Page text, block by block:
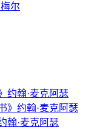
尔
约翰·麦克阿瑟
》约翰·麦克阿瑟
翰·麦克阿瑟